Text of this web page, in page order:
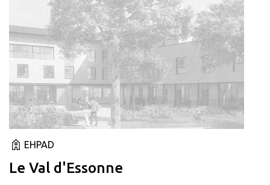
EHPAD
Le Val d'Essonne